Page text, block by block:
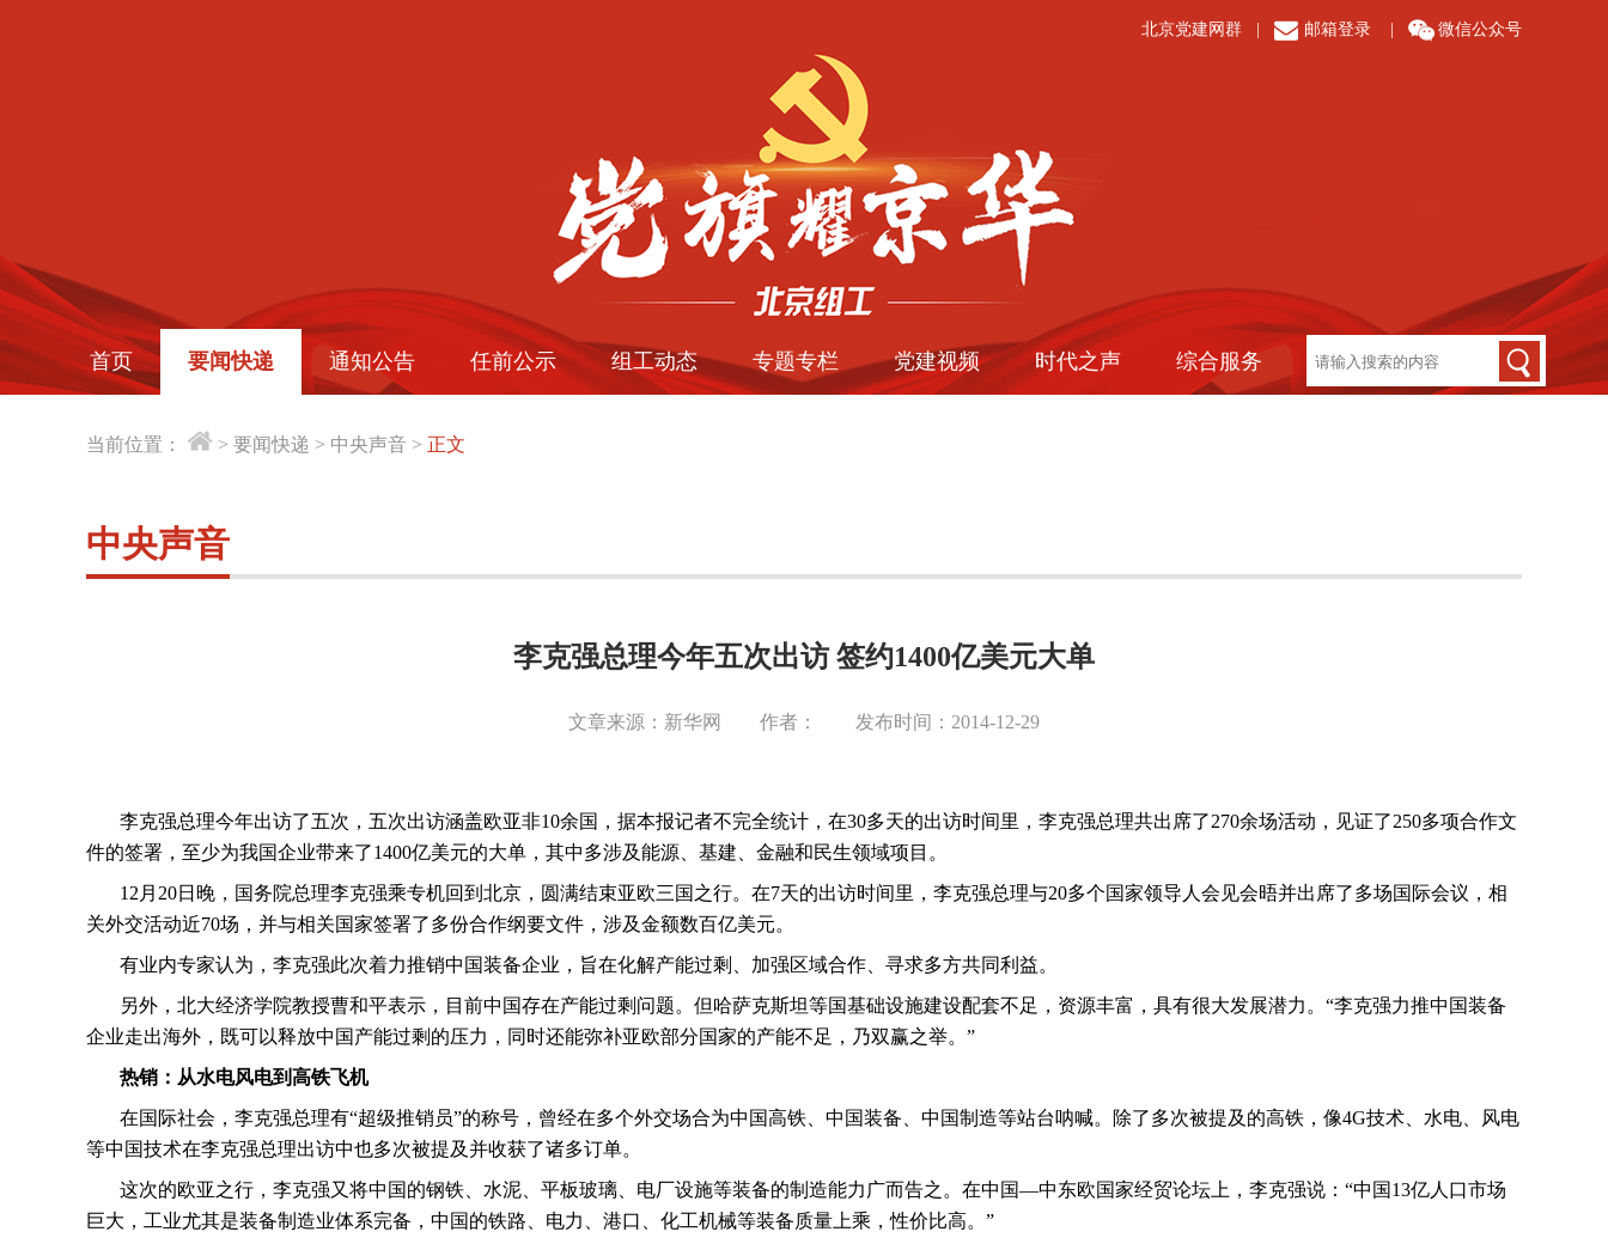
北京党建网群 邮箱登录 微信公众号
首页 要闻快递 通知公告 任前公示 组工动态 专题专栏 党建视频 时代之声 综合服务
当前位置： > 要闻快递 > 中央声音 > 正文
中央声音
李克强总理今年五次出访 签约1400亿美元大单
文章来源：新华网 作者： 发布时间：2014-12-29
李克强总理今年出访了五次，五次出访涵盖欧亚非10余国，据本报记者不完全统计，在30多天的出访时间里，李克强总理共出席了270余场活动，见证了250多项合作文
件的签署，至少为我国企业带来了1400亿美元的大单，其中多涉及能源、基建、金融和民生领域项目。
12 月 20日晚，国务院总理李克强乘专机回到北京，圆满结束亚欧三国之行。在7天的出访时间里，李克强总理与20多个国家领导人会见会晤并出席了多场国际会议，相
关外交活动近70场，并与相关国家签署了多份合作纲要文件，涉及金额数百亿美元。
有业内专家认为，李克强此次着力推销中国装备企业，旨在化解产能过剩、加强区域合作、寻求多方共同利益。
另外，北大经济学院教授曹和平表示，目前中国存在产能过剩问题。但哈萨克斯坦等国基础设施建设配套不足，资源丰富，具有很大发展潜力。“李克强力推中国装备
企业走出海外，既可以释放中国产能过剩的压力，同时还能弥补亚欧部分国家的产能不足，乃双赢之举。”
热销：从水电风电到高铁飞机
在国际社会，李克强总理有“超级推销员”的称号，曾经在多个外交场合为中国高铁、中国装备、中国制造等站台呐喊。除了多次被提及的高铁，像4G技术、水电、风电
等中国技术在李克强总理出访中也多次被提及并收获了诸多订单。
这次的欧亚之行，李克强又将中国的钢铁、水泥、平板玻璃、电厂设施等装备的制造能力广而告之。在中国—中东欧国家经贸论坛上，李克强说：“中国13亿人口市场
巨大，工业尤其是装备制造业体系完备，中国的铁路、电力、港口、化工机械等装备质量上乘，性价比高。”